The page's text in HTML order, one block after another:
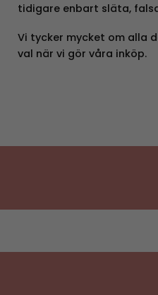
tidigare enbart släta,
Vi tycker mycket om alla
val när vi gör våra inköp.